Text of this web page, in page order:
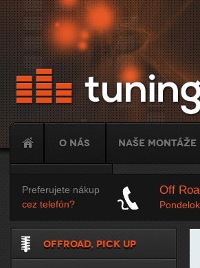
O nás Naše montáže
Tuning
Preferujete nákup
cez telefón?
Off
OFFROAD, PICK UP